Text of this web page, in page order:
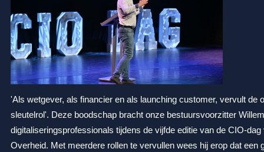
'Als wetgever, als financier en als launching customer, vervult de
sleutelrol'. Deze boodschap bracht onze bestuursvoorzitter
digitaliseringsprofessionals tijdens de vijfde editie van de CIO-dag
Overheid. Met meerdere rollen te vervullen wees hij erop dat een